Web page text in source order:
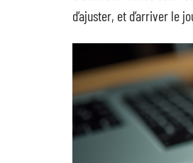
d’ajuster, et d’arriver le